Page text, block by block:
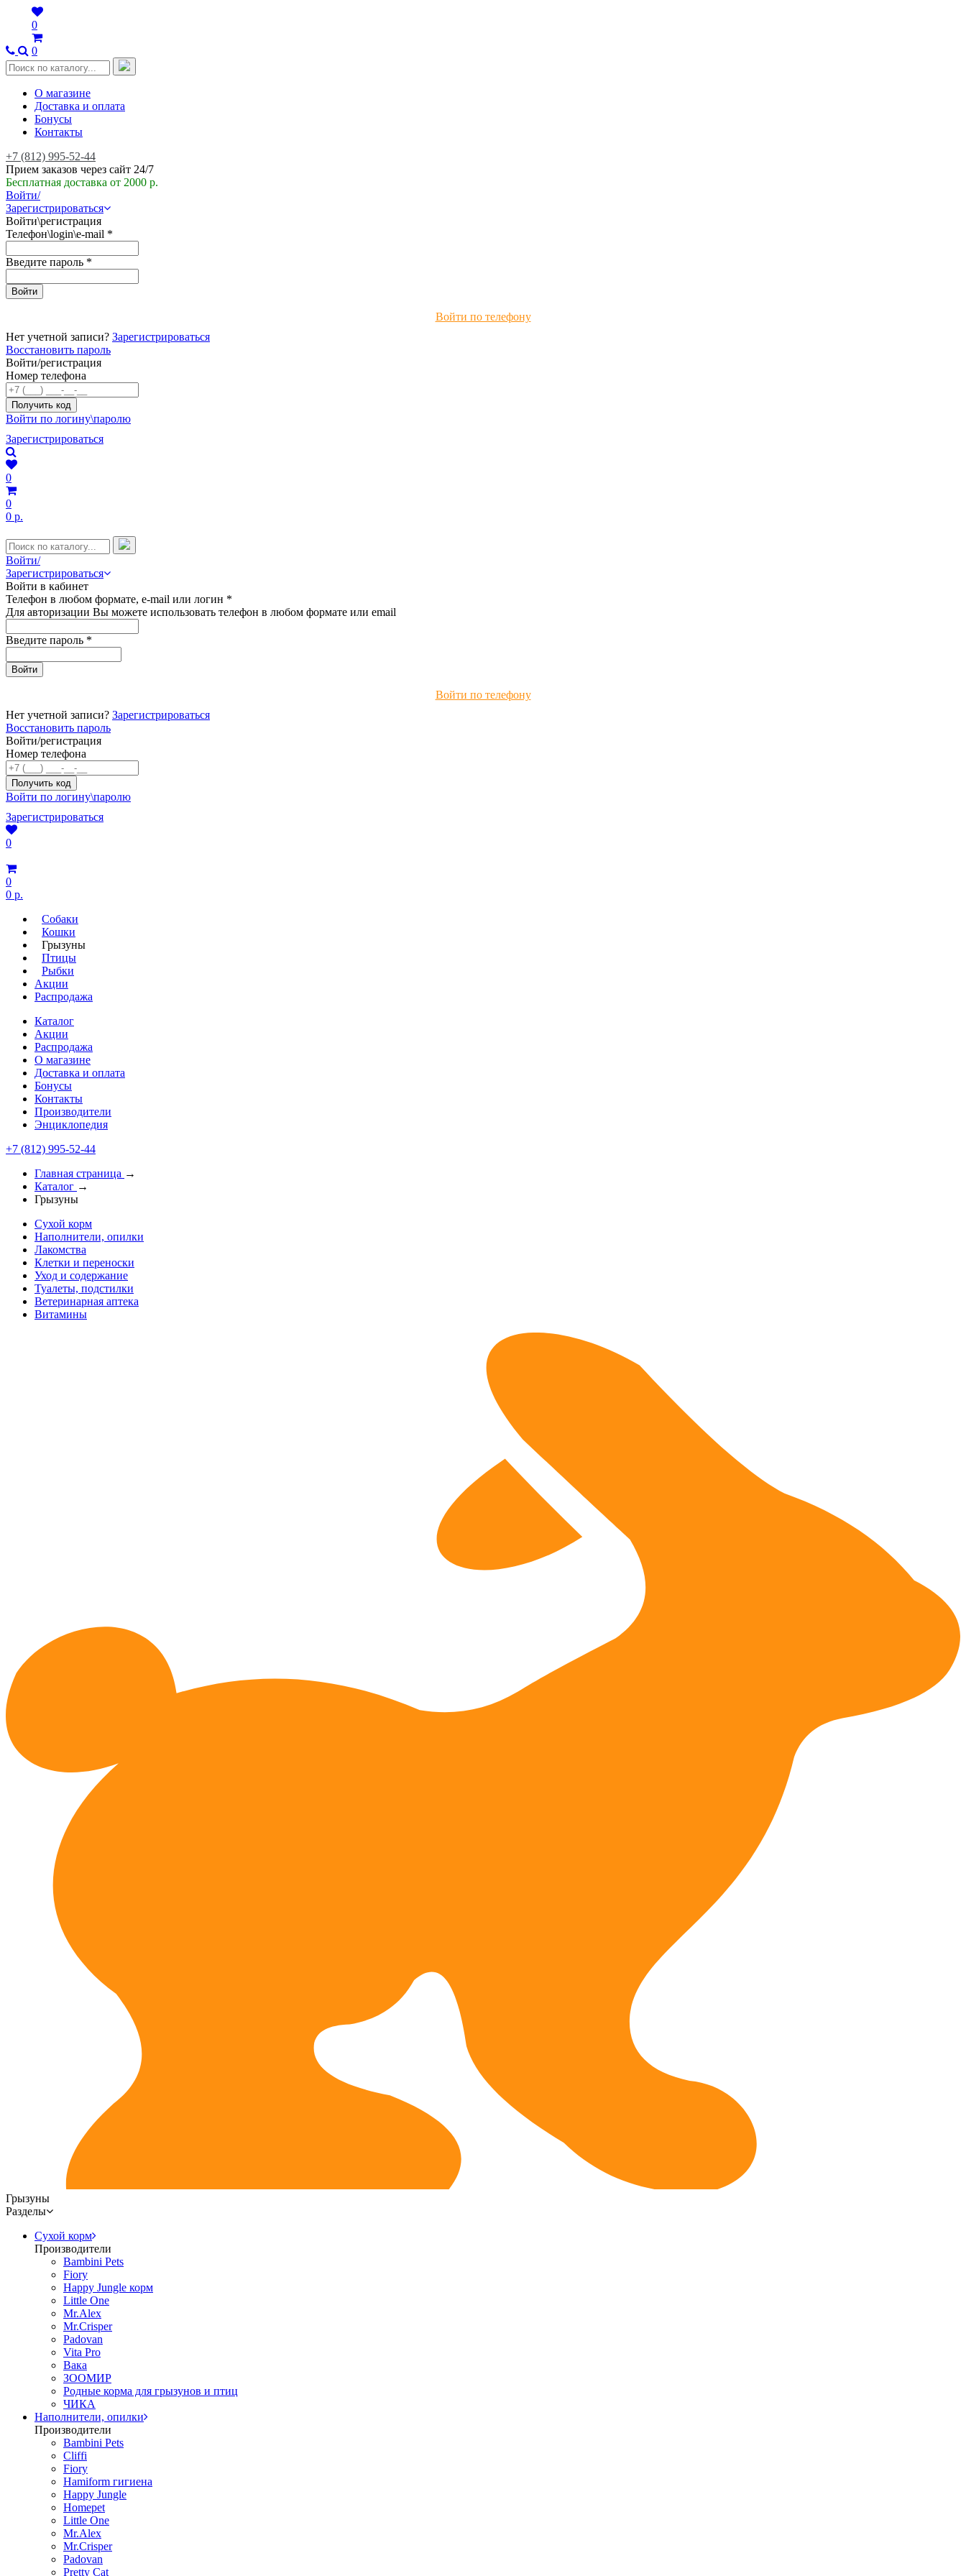
0
0
О магазине
Доставка и оплата
Бонусы
Контакты
+7 (812) 995-52-44
Прием заказов через сайт 24/7
Бесплатная доставка от 2000 р.
Войти/
Зарегистрироваться
Войти\регистрация
Телефон\login\e-mail *
Введите пароль *
Войти по телефону
Нет учетной записи? Зарегистрироваться
Восстановить пароль
Войти/регистрация
Номер телефона
Войти по логину\паролю
Зарегистрироваться
0
0
0 р.
Войти/
Зарегистрироваться
Войти в кабинет
Телефон в любом формате, e-mail или логин *
Для авторизации Вы можете использовать телефон в любом формате или email
Введите пароль *
Войти по телефону
Нет учетной записи? Зарегистрироваться
Восстановить пароль
Войти/регистрация
Номер телефона
Войти по логину\паролю
Зарегистрироваться
0
0
0 р.
Собаки
Кошки
Грызуны
Птицы
Рыбки
Акции
Распродажа
Каталог
Акции
Распродажа
О магазине
Доставка и оплата
Бонусы
Контакты
Производители
Энциклопедия
+7 (812) 995-52-44
Главная страница →
Каталог →
Грызуны
Сухой корм
Наполнители, опилки
Лакомства
Клетки и переноски
Уход и содержание
Туалеты, подстилки
Ветеринарная аптека
Витамины
Грызуны
Разделы
Сухой корм
Производители
Bambini Pets
Fiory
Happy Jungle корм
Little One
Mr.Alex
Mr.Crisper
Padovan
Vita Pro
Вака
ЗООМИР
Родные корма для грызунов и птиц
ЧИКА
Наполнители, опилки
Производители
Bambini Pets
Cliffi
Fiory
Hamiform гигиена
Happy Jungle
Homepet
Little One
Mr.Alex
Mr.Crisper
Padovan
Pretty Cat